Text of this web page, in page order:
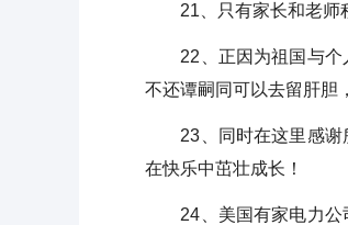
21、只有家长和老师积
22、正因为祖国与个人
不还谭嗣同可以去留肝胆
23、同时在这里感谢所
在快乐中茁壮成长！
24、美国有家电力公司